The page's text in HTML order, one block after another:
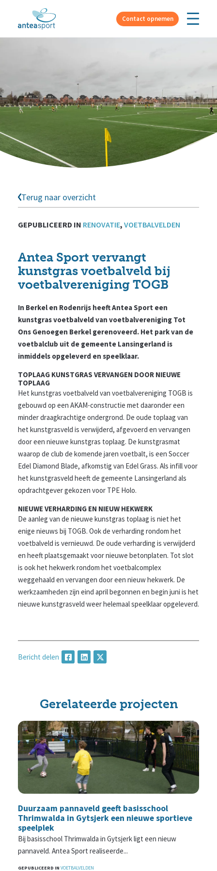
Contact opnemen
Terug naar overzicht
GEPUBLICEERD IN RENOVATIE, VOETBALVELDEN
Antea Sport vervangt
kunstgras voetbalveld bij
voetbalvereniging TOGB
In Berkel en Rodenrijs heeft Antea Sport een
kunstgras voetbalveld van voetbalvereniging Tot
Ons Genoegen Berkel gerenoveerd. Het park van de
voetbalclub uit de gemeente Lansingerland is
inmiddels opgeleverd en speelklaar.
TOPLAAG KUNSTGRAS VERVANGEN DOOR NIEUWE
TOPLAAG
Het kunstgras voetbalveld van voetbalvereniging TOGB is
gebouwd op een AKAM-constructie met daaronder een
minder draagkrachtige ondergrond. De oude toplaag van
het kunstgrasveld is verwijderd, afgevoerd en vervangen
door een nieuwe kunstgras toplaag. De kunstgrasmat
waarop de club de komende jaren voetbalt, is een Soccer
Edel Diamond Blade, afkomstig van Edel Grass. Als infill voor
het kunstgrasveld heeft de gemeente Lansingerland als
opdrachtgever gekozen voor TPE Holo.
NIEUWE VERHARDING EN NIEUW HEKWERK
De aanleg van de nieuwe kunstgras toplaag is niet het
enige nieuws bij TOGB. Ook de verharding rondom het
voetbalveld is vernieuwd. De oude verharding is verwijderd
en heeft plaatsgemaakt voor nieuwe betonplaten. Tot slot
is ook het hekwerk rondom het voetbalcomplex
weggehaald en vervangen door een nieuw hekwerk. De
werkzaamheden zijn eind april begonnen en begin juni is het
nieuwe kunstgrasveld weer helemaal speelklaar opgeleverd.
Bericht delen
Gerelateerde projecten
Duurzaam pannaveld geeft basisschool
Thrimwalda in Gytsjerk een nieuwe sportieve
speelplek
Bij basisschool Thrimwalda in Gytsjerk ligt een nieuw
pannaveld. Antea Sport realiseerde...
GEPUBLICEERD IN VOETBALVELDEN